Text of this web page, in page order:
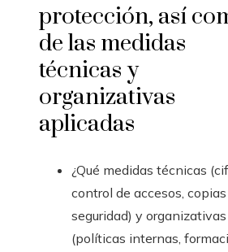
protección, así
de las medidas
técnicas y
organizativas
aplicadas
¿Qué medidas técnicas
control de accesos,
seguridad) y organizativas
(políticas internas,